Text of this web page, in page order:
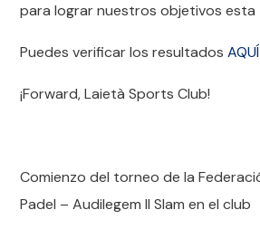
para lograr nuestros objetivos esta
Puedes verificar los resultadosAQUÍ
¡Forward, Laietà Sports Club!
Comienzo del torneo de la
Padel – Audilegem II Slam en el club